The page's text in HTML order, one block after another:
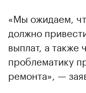
«Мы ожидаем,
должно
выплат, а также
проблематику
ремонта», —